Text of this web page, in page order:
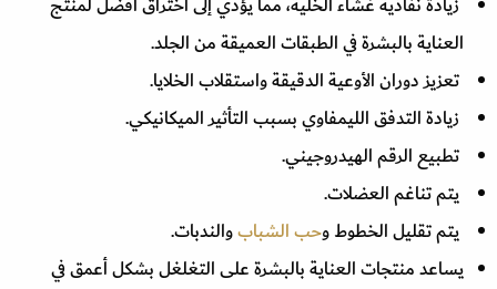
العناية بالبشرة في الطبقات العميقة من الجلد.
تعزيز دوران الأوعية الدقيقة واستقلاب الخلايا.
زيادة التدفق الليمفاوي بسبب التأثير الميكانيكي.
تطبيع الرقم الهيدروجيني.
يتم تناغم العضلات.
يتم تقليل الخطوط وحب الشبابوالندبات.
يساعد منتجات العناية بالبشرة على التغلغل بشكل أعمق في